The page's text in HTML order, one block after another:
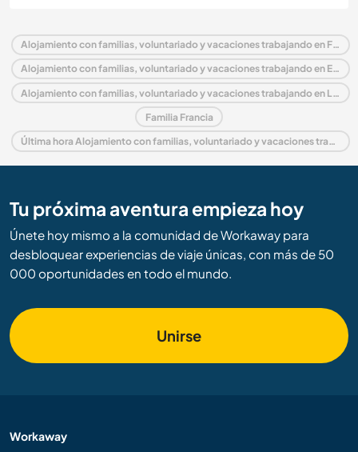
Alojamiento con familias, voluntariado y vacaciones trabajando en Francia
Alojamiento con familias, voluntariado y vacaciones trabajando en Europa
Alojamiento con familias, voluntariado y vacaciones trabajando en Lorena
Familia Francia
Última hora Alojamiento con familias, voluntariado y vacaciones trabajando en Francia
Tu próxima aventura empieza hoy
Únete hoy mismo a la comunidad de Workaway para
desbloquear experiencias de viaje únicas, con más de 50
000 oportunidades en todo el mundo.
Unirse
Workaway